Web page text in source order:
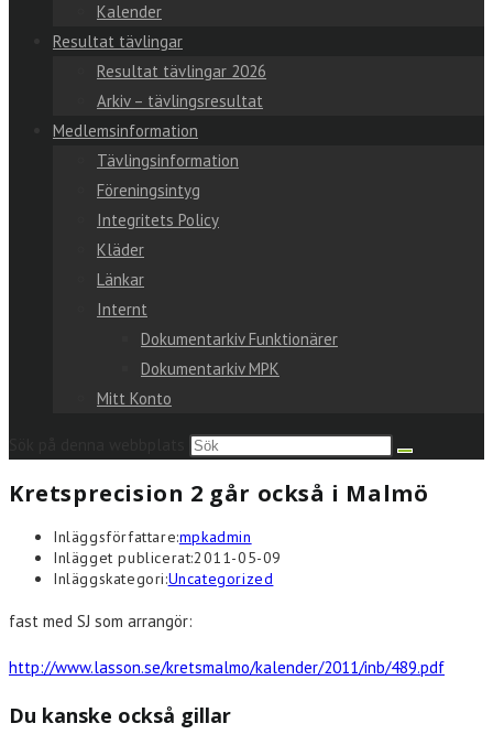
Kalender
Resultat tävlingar
Resultat tävlingar 2026
Arkiv – tävlingsresultat
Medlemsinformation
Tävlingsinformation
Föreningsintyg
Integritets Policy
Kläder
Länkar
Internt
Dokumentarkiv Funktionärer
Dokumentarkiv MPK
Mitt Konto
Kretsprecision 2 går också i Malmö
Inläggsförfattare:mpkadmin
Inlägget publicerat:2011-05-09
Inläggskategori:Uncategorized
fast med SJ som arrangör:
http://www.lasson.se/kretsmalmo/kalender/2011/inb/489.pdf
Du kanske också gillar